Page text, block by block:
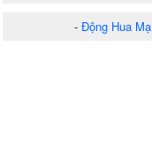
- Động Hua Mạ